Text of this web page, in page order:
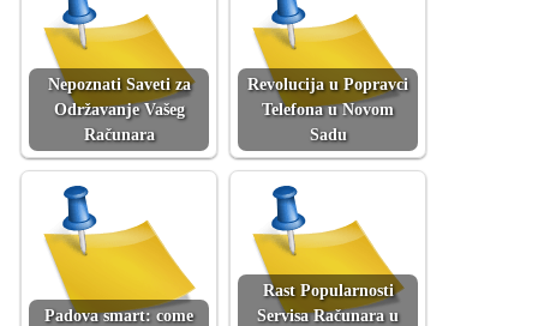
Nepoznati Saveti za
Održavanje Vašeg
Računara
Revolucija u Popravci
Telefona u Novom
Sadu
Padova smart: come
Rast Popularnosti
Servisa Računara u